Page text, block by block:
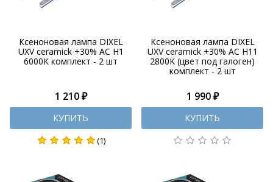
Ксеноновая лампа DIXEL
UXV ceramick +30% AC H1
6000К комплект - 2 шт
Ксеноновая лампа DIXEL
UXV ceramick +30% AC H11
2800K (цвет под галоген)
комплект - 2 шт
1 210 ₽
КУПИТЬ
(1)
1 990 ₽
КУПИТЬ